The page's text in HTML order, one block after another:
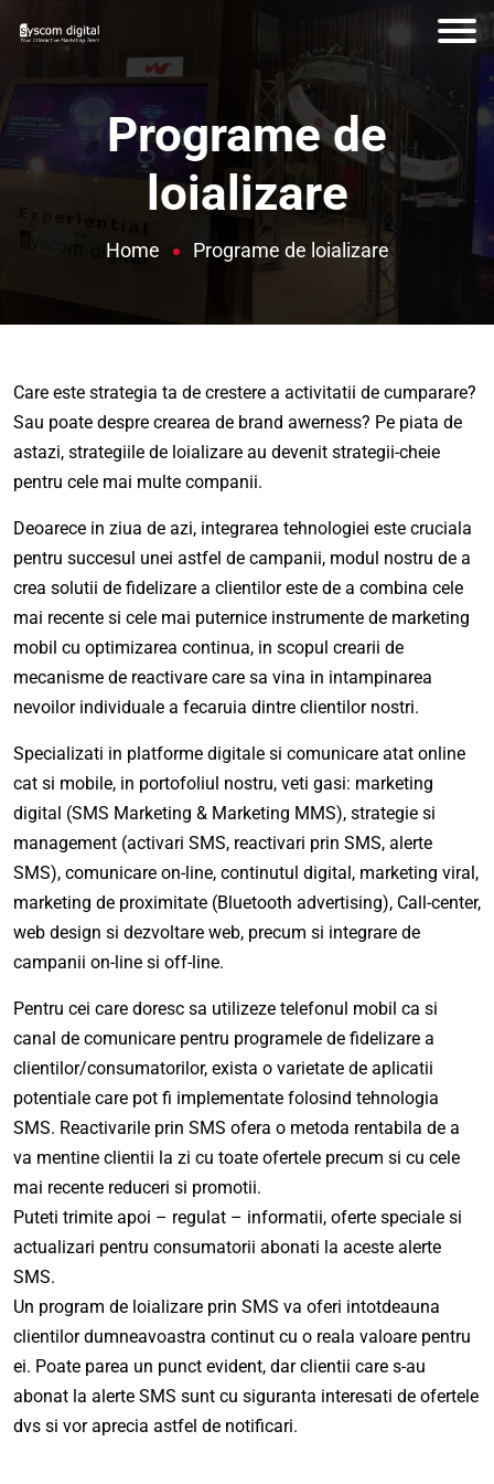
Programe de
loializare
Home Programe de loializare
Care este strategia ta de crestere a activitatii de cumparare?
Sau poate despre crearea de brand awerness? Pe piata de
astazi, strategiile de loializare au devenit strategii-cheie
pentru cele mai multe companii.
Deoarece in ziua de azi, integrarea tehnologiei este cruciala
pentru succesul unei astfel de campanii, modul nostru de a
crea solutii de fidelizare a clientilor este de a combina cele
mai recente si cele mai puternice instrumente de marketing
mobil cu optimizarea continua, in scopul crearii de
mecanisme de reactivare care sa vina in intampinarea
nevoilor individuale a fecaruia dintre clientilor nostri.
Specializati in platforme digitale si comunicare atat online
cat si mobile, in portofoliul nostru, veti gasi: marketing
digital (SMS Marketing & Marketing MMS), strategie si
management (activari SMS, reactivari prin SMS, alerte
SMS), comunicare on-line, continutul digital, marketing viral,
marketing de proximitate (Bluetooth advertising), Call-center,
web design si dezvoltare web, precum si integrare de
campanii on-line si off-line.
Pentru cei care doresc sa utilizeze telefonul mobil ca si
canal de comunicare pentru programele de fidelizare a
clientilor/consumatorilor, exista o varietate de aplicatii
potentiale care pot fi implementate folosind tehnologia
SMS. Reactivarile prin SMS ofera o metoda rentabila de a
va mentine clientii la zi cu toate ofertele precum si cu cele
mai recente reduceri si promotii.
Puteti trimite apoi – regulat – informatii, oferte speciale si
actualizari pentru consumatorii abonati la aceste alerte
SMS.
Un program de loializare prin SMS va oferi intotdeauna
clientilor dumneavoastra continut cu o reala valoare pentru
ei. Poate parea un punct evident, dar clientii care s-au
abonat la alerte SMS sunt cu siguranta interesati de ofertele
dvs si vor aprecia astfel de notificari.